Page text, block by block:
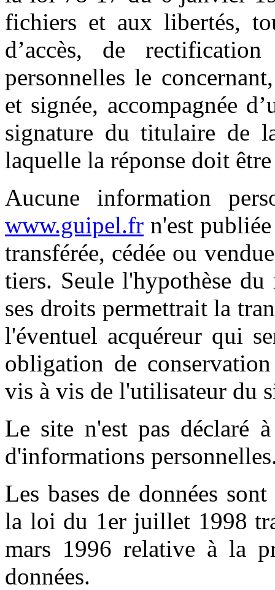
fichiers et aux libertés,
d’accès, de
personnelles le
et signée, accompagnée
signature du titulaire de
laquelle la réponse doit
Aucune information
www.guipel.fr n'est
transférée, cédée ou
tiers. Seule l'hypothèse
ses droits permettrait la
l'éventuel acquéreur qui
obligation de
vis à vis de l'utilisateur du
Le site n'est pas déclaré
d'informations
Les bases de données
la loi du 1er juillet 1998
mars 1996 relative à la
données.